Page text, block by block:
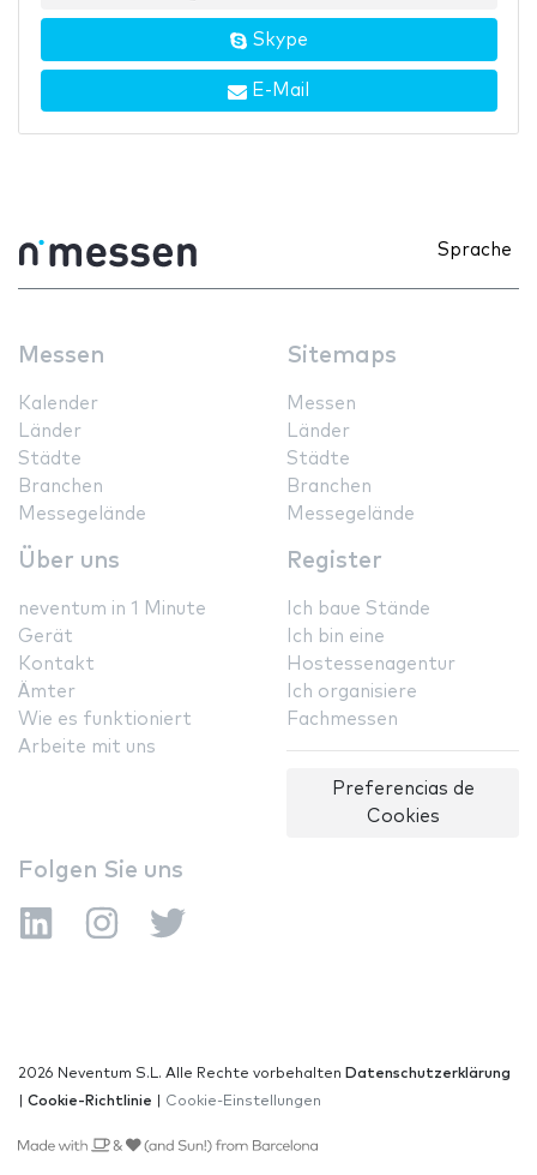
Skype
E-Mail
Sprache
Messen
Kalender
Länder
Städte
Branchen
Messegelände
Sitemaps
Messen
Länder
Städte
Branchen
Messegelände
Über uns
neventum in 1 Minute
Gerät
Kontakt
Ämter
Wie es funktioniert
Arbeite mit uns
Register
Ich baue Stände
Ich bin eine
Hostessenagentur
Ich organisiere
Fachmessen
Preferencias de
Cookies
Folgen Sie uns
2026 Neventum S.L. Alle Rechte vorbehalten Datenschutzerklärung
Cookie-Richtlinie Cookie-Einstellungen